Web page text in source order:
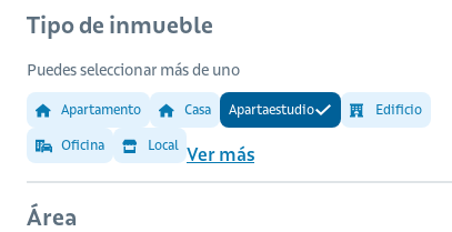
Tipo de inmueble
Puedes seleccionar más de uno
Apartamento Casa Apartaestudio Edificio
Oficina Local Ver más
Área